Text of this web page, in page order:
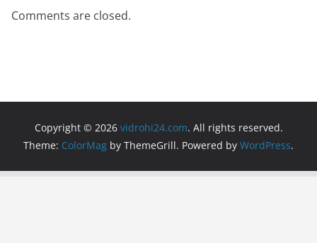
Comments are closed.
Copyright © 2026 vidrohi24.com. All rights reserved.
Theme: ColorMag by ThemeGrill. Powered by WordPress.